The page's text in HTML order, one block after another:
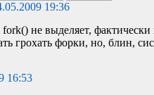
19:36
fork() не выделяет,
грохать форки, но, блин,
16:53